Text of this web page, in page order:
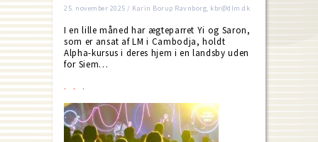
25. november 2025 / Karin Borup Ravnborg, kbr@dlm.dk
I en lille måned har ægteparret Yi og Saron,
som er ansat af LM i Cambodja, holdt
Alpha-kursus i deres hjem i en landsby uden
for Siem…